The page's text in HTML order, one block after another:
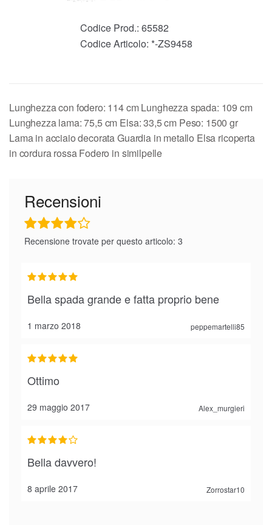
Codice Prod.: 65582
Codice Articolo: *-ZS9458
Lunghezza con fodero: 114 cm Lunghezza spada: 109 cm
Lunghezza lama: 75,5 cm Elsa: 33,5 cm Peso: 1500 gr
Lama in acciaio decorata Guardia in metallo Elsa ricoperta
in cordura rossa Fodero in similpelle
Recensioni
Recensione trovate per questo articolo: 3
1 marzo 2018 peppemartelli85
Bella spada grande e fatta proprio bene
29 maggio 2017 Alex_murgieri
Ottimo
8 aprile 2017 Zorrostar10
Bella davvero!